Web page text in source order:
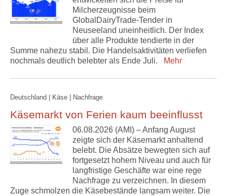
Milcherzeugnisse beim
GlobalDairyTrade-Tender in
Neuseeland uneinheitlich. Der Index
über alle Produkte tendierte in der
Summe nahezu stabil. Die Handelsaktivitäten verliefen
nochmals deutlich belebter als Ende Juli.
Mehr
Deutschland | Käse | Nachfrage
Käsemarkt von Ferien kaum beeinflusst
06.08.2026 (AMI) – Anfang August
zeigte sich der Käsemarkt anhaltend
belebt. Die Absätze bewegten sich auf
fortgesetzt hohem Niveau und auch für
langfristige Geschäfte war eine rege
Nachfrage zu verzeichnen. In diesem
Zuge schmolzen die Käsebestände langsam weiter. Die